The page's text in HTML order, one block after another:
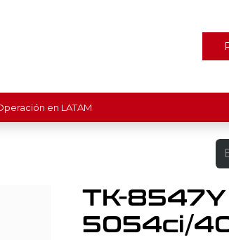
en LATAM
TK-
5054ci/